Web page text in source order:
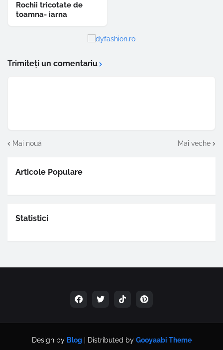
Rochii tricotate de
toamna- iarna
Trimiteți un comentariu
Mai nouă Mai veche
Articole Populare
Statistici
Design by Blog | Distributed by Gooyaabi Theme